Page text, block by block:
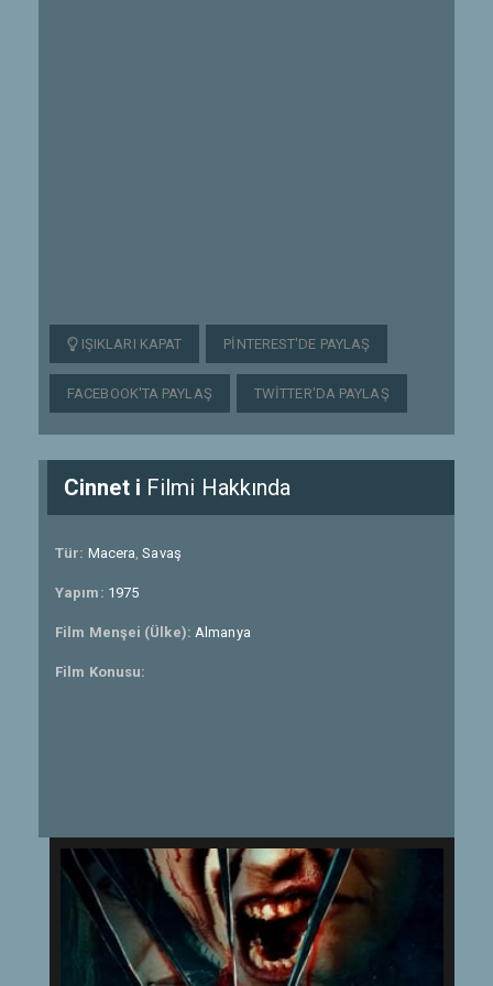
IŞIKLARI KAPAT PINTEREST'DE PAYLAŞ
FACEBOOK'TA PAYLAŞ TWITTER'DA PAYLAŞ
Cinnet i Filmi Hakkında
Tür: Macera,Savaş
Yapım: 1975
Film Menşei (Ülke): Almanya
Film Konusu: